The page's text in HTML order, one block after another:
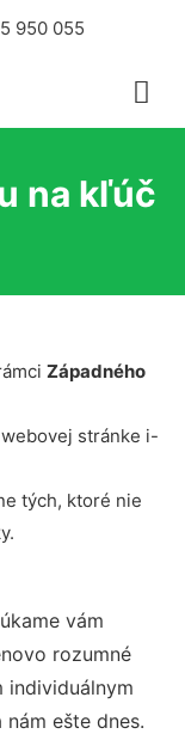
950 055
na kľúč
Západného
stránke i-
tých, ktoré nie
vám
rozumné
individuálnym
ešte dnes.